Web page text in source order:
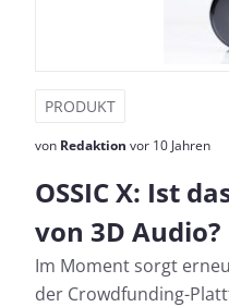
PRODUKT
von Redaktion vor 10 Jahren
OSSIC X: Ist
von 3D Audio?
Im Moment sorgt
der Crowdfunding-